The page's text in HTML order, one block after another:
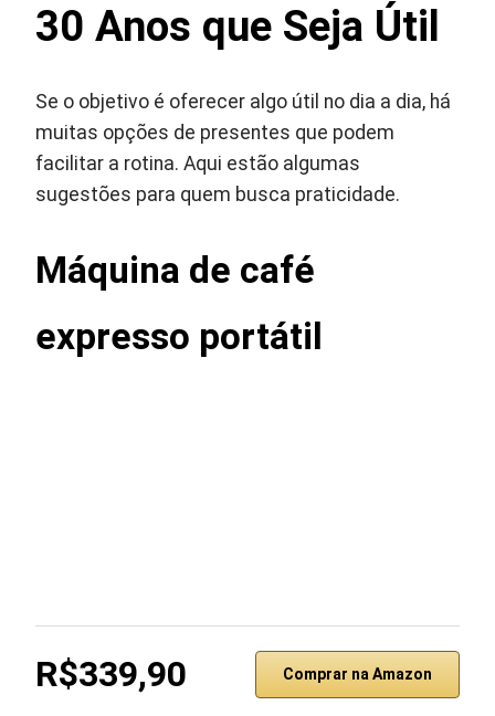
30 Anos que Seja Útil
Se o objetivo é oferecer algo útil no dia a dia, há
muitas opções de presentes que podem
facilitar a rotina. Aqui estão algumas
sugestões para quem busca praticidade.
Máquina de café
expresso portátil
R$339,90 Comprar na Amazon